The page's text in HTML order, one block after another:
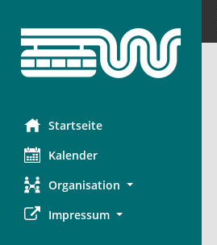
Startseite
Kalender
Organisation
Impressum